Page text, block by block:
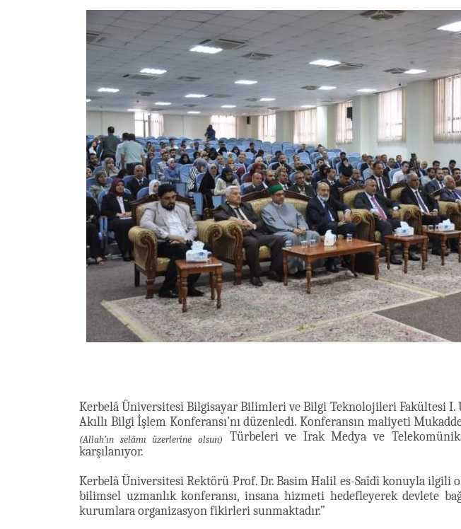
Kerbelâ Üniversitesi Bilgisayar Bilimleri ve Bilgi Teknolojileri Fakültesi I.
Akıllı Bilgi İşlem Konferansı’nı düzenledi. Konferansın maliyeti
(Allah’ın selâmı üzerlerine olsun)
Türbeleri ve Irak Medya ve
karşılanıyor.
Kerbelâ Üniversitesi Rektörü Prof. Dr. Basim Halil es-Saîdî konuyla ilgili
bilimsel uzmanlık konferansı, insana hizmeti hedefleyerek devlete
kurumlara organizasyon fikirleri sunmaktadır.”